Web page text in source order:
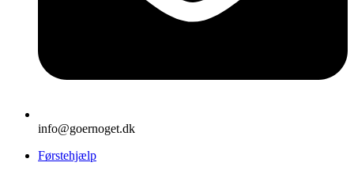
info@goernoget.dk
Førstehjælp